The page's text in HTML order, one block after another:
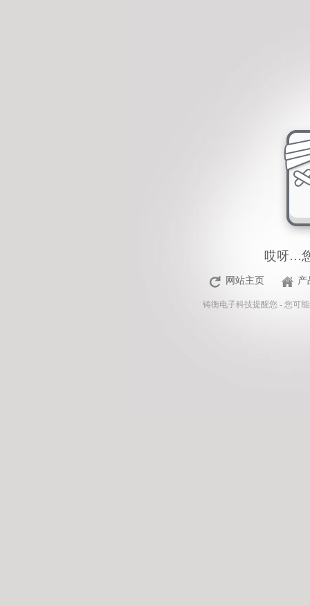
哎呀…
网站主页 产
铸衡电子科技提醒您 - 您可